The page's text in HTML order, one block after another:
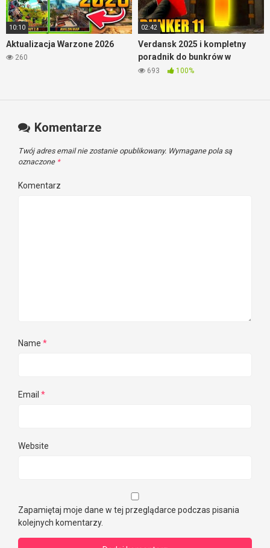
10:10
Aktualizacja Warzone 2026
260
02:42
Verdansk 2025 i kompletny
poradnik do bunkrów w
Warzone
693 100%
Komentarze
Twój adres email nie zostanie opublikowany. Wymagane pola są
oznaczone *
Komentarz
Name *
Email *
Website
Zapamiętaj moje dane w tej przeglądarce podczas pisania
kolejnych komentarzy.